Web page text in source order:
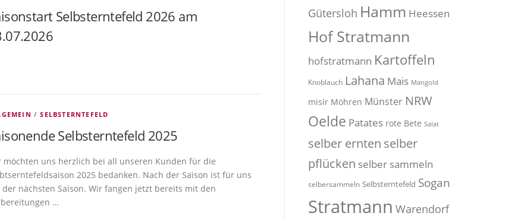
Selbsterntefeld 2026 am
/SELBSTERNTEFELD
Selbsterntefeld 2025
möchten uns herzlich bei all unseren Kunden für die
2025 bedanken. Nach der Saison ist für uns
der nächsten Saison. Wir fangen jetzt bereits mit den
…
Gütersloh Hamm Heessen
Hof Stratmann
hofstratmann Kartoffeln
Knoblauch Lahana Mais Mangold
misir Möhren Münster NRW
Oelde Patates rote Bete Salat
selber ernten selber
pflücken selber sammeln
selbersammeln Selbsterntefeld Sogan
Stratmann Warendorf